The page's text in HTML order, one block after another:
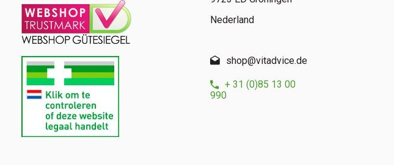
Nederland
shop@vitadvice.de
+ 31 (0)85 13 00
990